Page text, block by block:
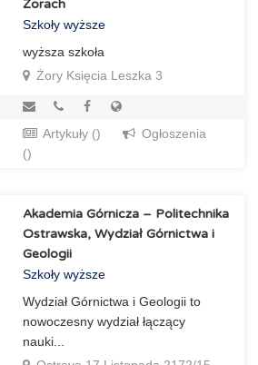
Żorach
Szkoły wyższe
wyższa szkoła
Żory Księcia Leszka 3
Artykuły ()
Ogłoszenia
()
Akademia Górnicza – Politechnika
Ostrawska, Wydział Górnictwa i
Geologii
Szkoły wyższe
Wydział Górnictwa i Geologii to
nowoczesny wydział łączący
nauki...